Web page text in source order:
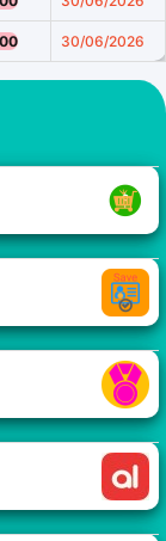
30/06/2026